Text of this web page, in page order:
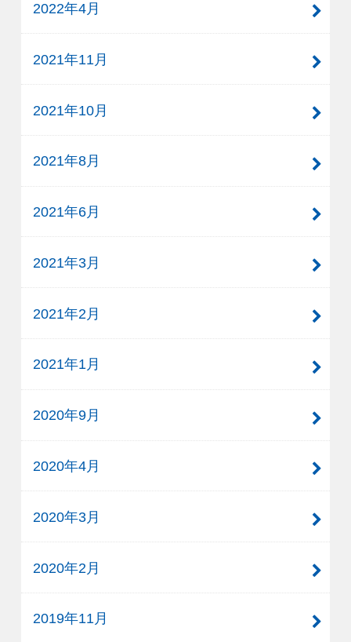
2022年4月
2021年11月
2021年10月
2021年8月
2021年6月
2021年3月
2021年2月
2021年1月
2020年9月
2020年4月
2020年3月
2020年2月
2019年11月